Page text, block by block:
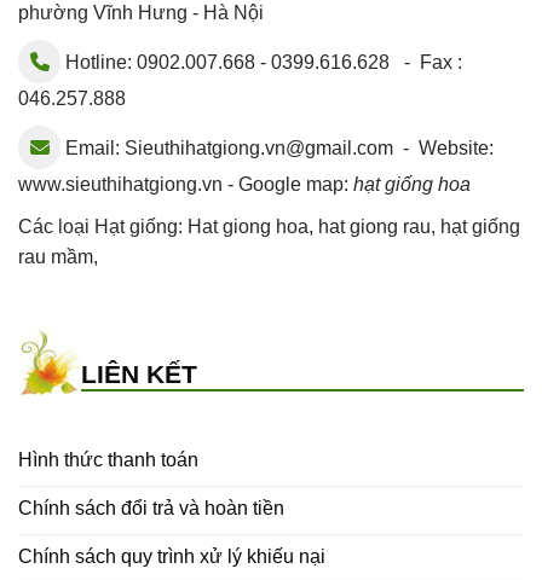
phường Vĩnh Hưng - Hà Nội
Hotline: 0902.007.668 - 0399.616.628 - Fax :
046.257.888
Email: Sieuthihatgiong.vn@gmail.com - Website:
www.sieuthihatgiong.vn - Google map: hạt giống hoa
Các loại Hạt giống: Hat giong hoa, hat giong rau, hạt giống
rau mầm,
LIÊN KẾT
Hình thức thanh toán
Chính sách đổi trả và hoàn tiền
Chính sách quy trình xử lý khiếu nại